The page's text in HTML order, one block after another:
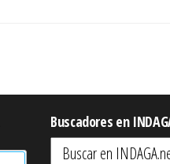
Buscadores en